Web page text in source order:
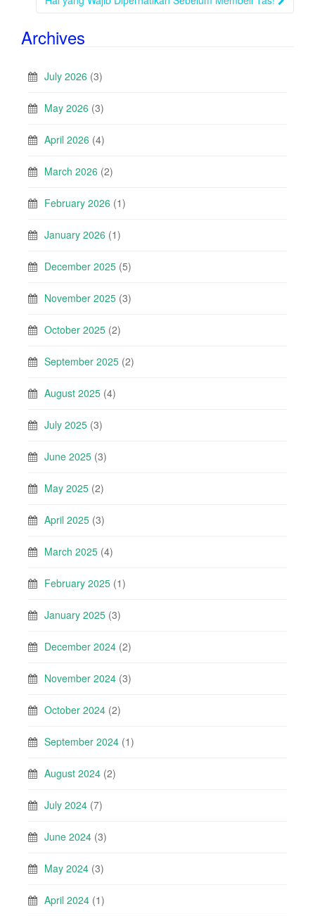
Archives
July 2026 (3)
May 2026 (3)
April 2026 (4)
March 2026 (2)
February 2026 (1)
January 2026 (1)
December 2025 (5)
November 2025 (3)
October 2025 (2)
September 2025 (2)
August 2025 (4)
July 2025 (3)
June 2025 (3)
May 2025 (2)
April 2025 (3)
March 2025 (4)
February 2025 (1)
January 2025 (3)
December 2024 (2)
November 2024 (3)
October 2024 (2)
September 2024 (1)
August 2024 (2)
July 2024 (7)
June 2024 (3)
May 2024 (3)
April 2024 (1)